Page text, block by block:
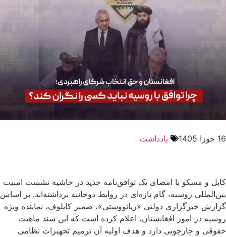
16 جوزا 1405 یادداشت
کابل و مسکو با امضای یک توافق‌نامه جدید در حاشیه نشست امنیت
بین‌المللی روسیه، گام تازه‌ای در روابط دوجانبه برداشته‌اند. بر اساس
گزارش خبرگزاری دولتی «ریانووستی»، ضمیر کابلوف، نماینده ویژه
روسیه در امور افغانستان، اعلام کرده است که این سند ماهیت
حقوقی و چارچوبی دارد و هدف اولیه آن ترمیم تجهیزات نظامی